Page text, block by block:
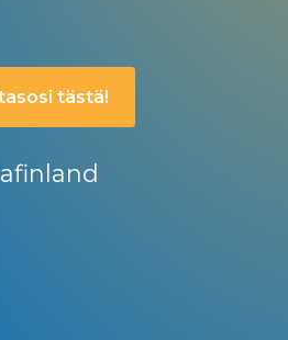
tästä!